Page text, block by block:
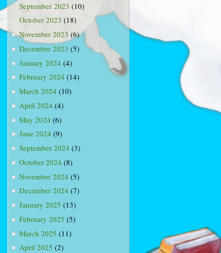
September 2023 (10)
October 2023 (18)
November 2023 (6)
December 2023 (5)
January 2024 (4)
February 2024 (14)
March 2024 (10)
April 2024 (4)
May 2024 (6)
June 2024 (9)
September 2024 (3)
October 2024 (8)
November 2024 (5)
December 2024 (7)
January 2025 (13)
February 2025 (5)
March 2025 (11)
April 2025 (2)